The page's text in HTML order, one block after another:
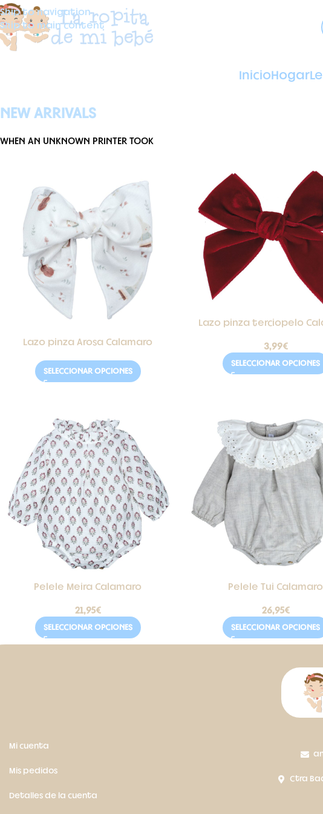
Skip to navigation
Skip to main content
InicioHogar
NEW ARRIVALS
WHEN AN UNKNOWN PRINTER TOOK
Lazo pinza Arosa Calamaro
SELECCIONAR OPCIONES
Lazo pinza terciopelo
3,99€
SELECCIONAR OPCIONES
Pelele Meira Calamaro
21,95€
SELECCIONAR OPCIONES
Pelele Tui Calamaro
26,95€
SELECCIONAR OPCIONES
Mi cuenta
Mis pedidos
Detalles de la cuenta
Ctra